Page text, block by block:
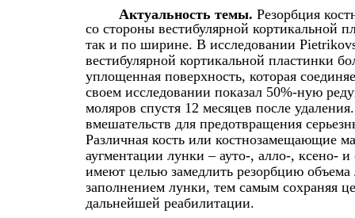
Актуальность темы. Резорбция
со стороны вестибулярной кортикальной
так и по ширине. В исследовании
вестибулярной кортикальной пластинки
уплощенная поверхность, которая
своем исследовании показал 50%-ную
моляров спустя 12 месяцев после
вмешательств для предотвращения
Различная кость или костнозамещающие
аугментации лунки – ауто-, алло-, ксено-
имеют целью замедлить резорбцию объема
заполнением лунки, тем самым сохраняя
дальнейшей реабилитации.